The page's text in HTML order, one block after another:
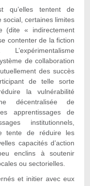
qu’elles tentent de
social, certaines limites
(dite « indirectement
contenter de la fiction
de collaboration
des succès
de telle sorte
la vulnérabilité
décentralisée de
apprentissages de
institutionnels,
tente de réduire les
capacités d’action
enclins à soutenir
ou sectorielles.
et initier avec eux